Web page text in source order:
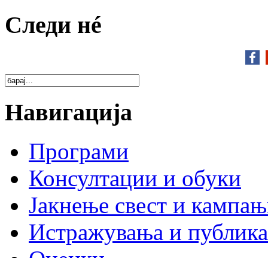
Следи нé
Навигација
Програми
Консултации и обуки
Јакнење свест и
Истражувања и